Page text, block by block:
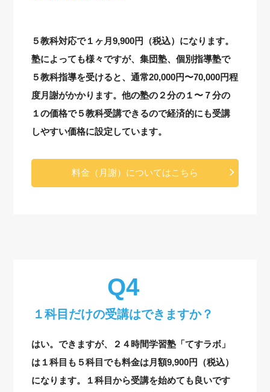
５教科対応で１ヶ月9,900円（税込）になります。
塾によっても様々ですが、集団塾、個別指導塾で
５教科指導を受けると、通常20,000円〜70,000円程
度月謝がかかります。他の塾の２分の１〜７分の
１の価格で５教科受講できるので経済的にも受講
しやすい価格に設定しています。
料金（月謝）についてはこちら
１科目だけの受講はできますか？
はい。できますが、２４時間学習塾「てすラボ」
は１科目も５科目でも料金は月額9,900円（税込）
になります。１科目から受講を始めても良いです